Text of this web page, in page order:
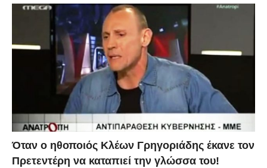
Όταν ο ηθοποιός Κλέων Γρηγοριάδης έκανε τον
Πρετεντέρη να καταπιεί την γλώσσα του!